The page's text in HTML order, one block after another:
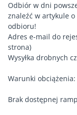
Odbiór w dni
znaleźć w artykule
odbioru!
Adres e-mail do
strona)
Wysyłka drobnych
Warunki obciążenia:
Brak dostępnej